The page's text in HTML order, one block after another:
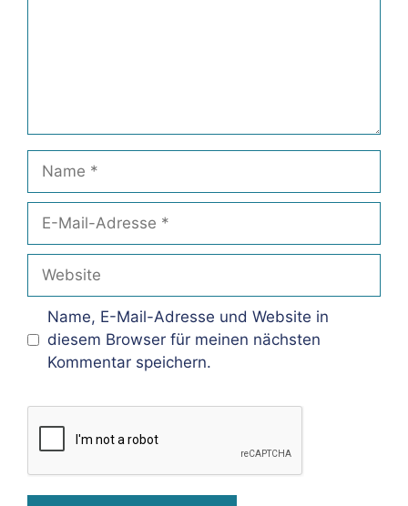
Mail-
Adresse
Name, E-Mail-Adresse und Website in
diesem Browser für meinen nächsten
Kommentar speichern.